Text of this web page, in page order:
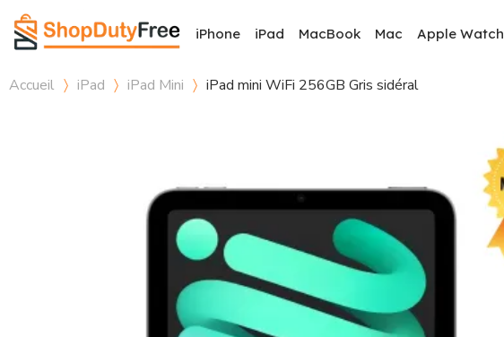
iPhone iPad MacBook Mac Apple Watch
Accueil iPad iPad Mini iPad mini WiFi 256GB Gris sidéral